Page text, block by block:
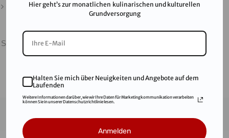
SALINEN AUSTRIA AG ist nach GMP, IFS, QS, ISO 9001,
ISO 14001 u.v.m. zertifiziert und garantiert höchste
Hier geht’s zur monatlichen kulinarischen und kulturellen
Grundversorgung
Halten Sie mich über Neuigkeiten und Angebote auf dem
Laufenden
Weitere Informationen darüber, wie wir Ihre Daten für Marketingkommunikation verarbeiten
können Sie in unserer Datenschutzrichtlinie lesen.
Anmelden